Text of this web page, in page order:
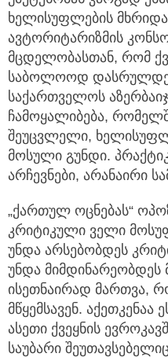
ხელისუფლების
ავტორიტარიზმის
მცდელობასთან, რომ
საბოლოოდ
საქართველოს
ჩამოყალიბება,
შეუცვლელი,
მოსული გუნდი.
არჩევნები, არანაირი
„ქართულ ოცნებას“
კრიტიკული ველი
უნდა არსებობდეს
უნდა მიმდინარეობდეს
ისეთნაირად მართვა,
მწყემსავენ.
ასეთი ქვეყნის
საუბარი